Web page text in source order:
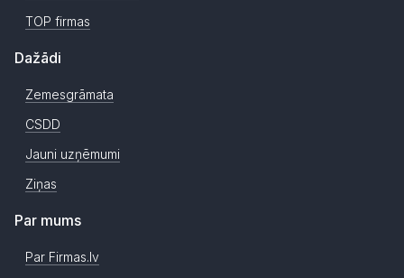
TOP firmas
Dažādi
Zemesgrāmata
CSDD
Jauni uzņēmumi
Ziņas
Par mums
Par Firmas.lv